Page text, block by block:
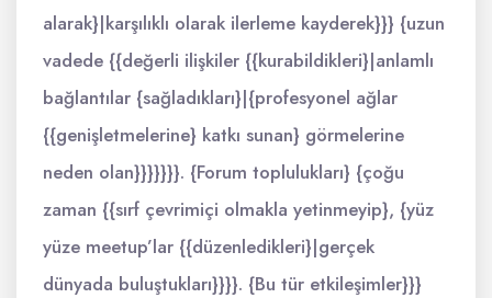
alarak}|karşılıklı olarak ilerleme kayderek}}} {uzun
vadede {{değerli ilişkiler {{kurabildikleri}|anlamlı
bağlantılar {sağladıkları}|{profesyonel ağlar
{{genişletmelerine} katkı sunan} görmelerine
neden olan}}}}}}}. {Forum toplulukları} {çoğu
zaman {{sırf çevrimiçi olmakla yetinmeyip}, {yüz
yüze meetup’lar {{düzenledikleri}|gerçek
dünyada buluştukları}}}}. {Bu tür etkileşimler}}}